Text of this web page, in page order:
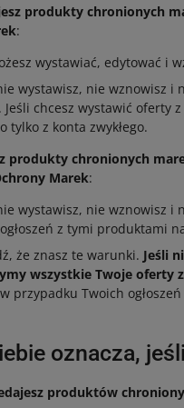
produkty chronionych
:
wystawiać, edytować i
wystawisz, nie wznowisz i
Jeśli chcesz wystawić oferty
tylko z konta zwykłego.
produkty chronionych
Marek:
wystawisz, nie wznowisz i
z tymi produktami
że znasz te warunki. Jeśli
wszystkie Twoje oferty
przypadku Twoich
oznacza,
produktów